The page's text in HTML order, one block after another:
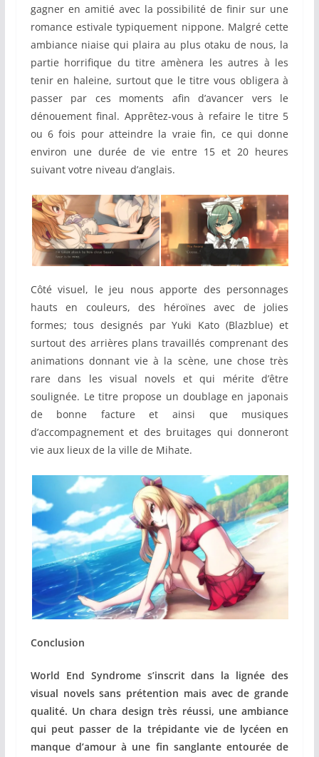
gagner en amitié avec la possibilité de finir sur une
romance estivale typiquement nippone. Malgré cette
ambiance niaise qui plaira au plus otaku de nous, la
partie horrifique du titre amènera les autres à les
tenir en haleine, surtout que le titre vous obligera à
passer par ces moments afin d’avancer vers le
dénouement final. Apprêtez-vous à refaire le titre 5
ou 6 fois pour atteindre la vraie fin, ce qui donne
environ une durée de vie entre 15 et 20 heures
suivant votre niveau d’anglais.
Côté visuel, le jeu nous apporte des personnages
hauts en couleurs, des héroïnes avec de jolies
formes; tous designés par Yuki Kato (Blazblue) et
surtout des arrières plans travaillés comprenant des
animations donnant vie à la scène, une chose très
rare dans les visual novels et qui mérite d’être
soulignée. Le titre propose un doublage en japonais
de bonne facture et ainsi que musiques
d’accompagnement et des bruitages qui donneront
vie aux lieux de la ville de Mihate.
Conclusion
World End Syndrome s’inscrit dans la lignée des
visual novels sans prétention mais avec de grande
qualité. Un chara design très réussi, une ambiance
qui peut passer de la trépidante vie de lycéen en
manque d’amour à une fin sanglante entourée de